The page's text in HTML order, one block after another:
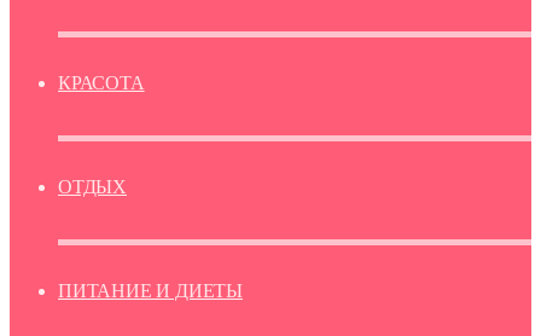
КРАСОТА
ОТДЫХ
ПИТАНИЕ И ДИЕТЫ